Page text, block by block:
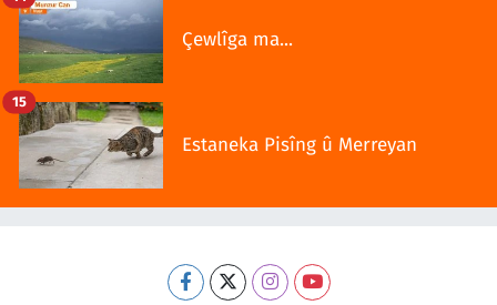
Çewlîga ma...
Estaneka Pisîng û Merreyan
15